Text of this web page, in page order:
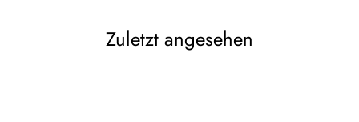
Zuletzt angesehen